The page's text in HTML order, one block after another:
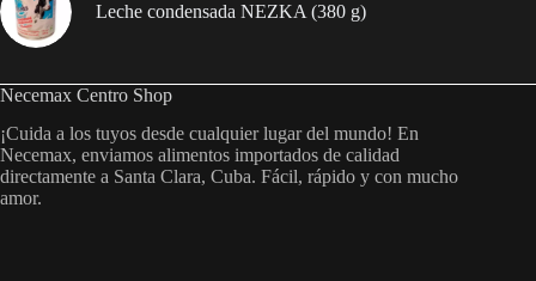
Leche condensada NEZKA (380 g)
Necemax Centro Shop
¡Cuida a los tuyos desde cualquier lugar del mundo! En
Necemax, enviamos alimentos importados de calidad
directamente a Santa Clara, Cuba. Fácil, rápido y con mucho
amor.